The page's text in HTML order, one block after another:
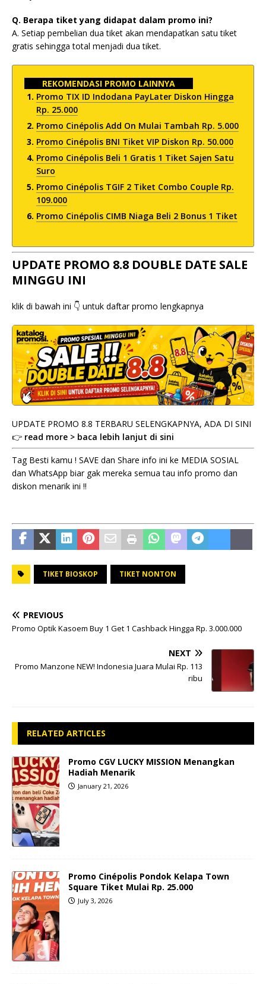
Q. Berapa tiket yang didapat dalam promo ini?
A. Setiap pembelian dua tiket akan mendapatkan satu tiket
gratis sehingga total menjadi dua tiket.
REKOMENDASI PROMO LAINNYA
Promo TIX ID Indodana PayLater Diskon Hingga
Rp. 25.000
Promo Cinépolis Add On Mulai Tambah Rp. 5.000
Promo Cinépolis BNI Tiket VIP Diskon Rp. 50.000
Promo Cinépolis Beli 1 Gratis 1 Tiket Sajen Satu
Suro
Promo Cinépolis TGIF 2 Tiket Combo Couple Rp.
109.000
Promo Cinépolis CIMB Niaga Beli 2 Bonus 1 Tiket
UPDATE PROMO 8.8 DOUBLE DATE SALE
MINGGU INI
klik di bawah ini 👇 untuk daftar promo lengkapnya
UPDATE PROMO 8.8 TERBARU SELENGKAPNYA, ADA DI SINI
👉 read more > baca lebih lanjut di sini
Tag Besti kamu ! SAVE dan Share info ini ke MEDIA SOSIAL
dan WhatsApp biar gak mereka semua tau info promo dan
diskon menarik ini !!
TIKET BIOSKOP TIKET NONTON
PREVIOUS
Promo Optik Kasoem Buy 1 Get 1 Cashback Hingga Rp. 3.000.000
NEXT
Promo Manzone NEW! Indonesia Juara Mulai Rp. 113
ribu
RELATED ARTICLES
Promo CGV LUCKY MISSION Menangkan
Hadiah Menarik
January 21, 2026
Promo Cinépolis Pondok Kelapa Town
Square Tiket Mulai Rp. 25.000
July 3, 2026